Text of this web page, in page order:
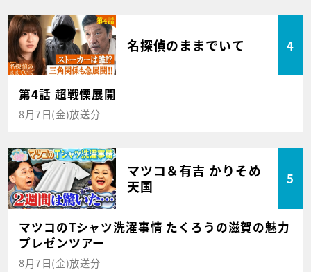
名探偵のままでいて 4
第4話 超戦慄展開
8月7日(金)放送分
マツコ＆有吉 かりそめ
天国
5
マツコのTシャツ洗濯事情 たくろうの滋賀の魅力
プレゼンツアー
8月7日(金)放送分